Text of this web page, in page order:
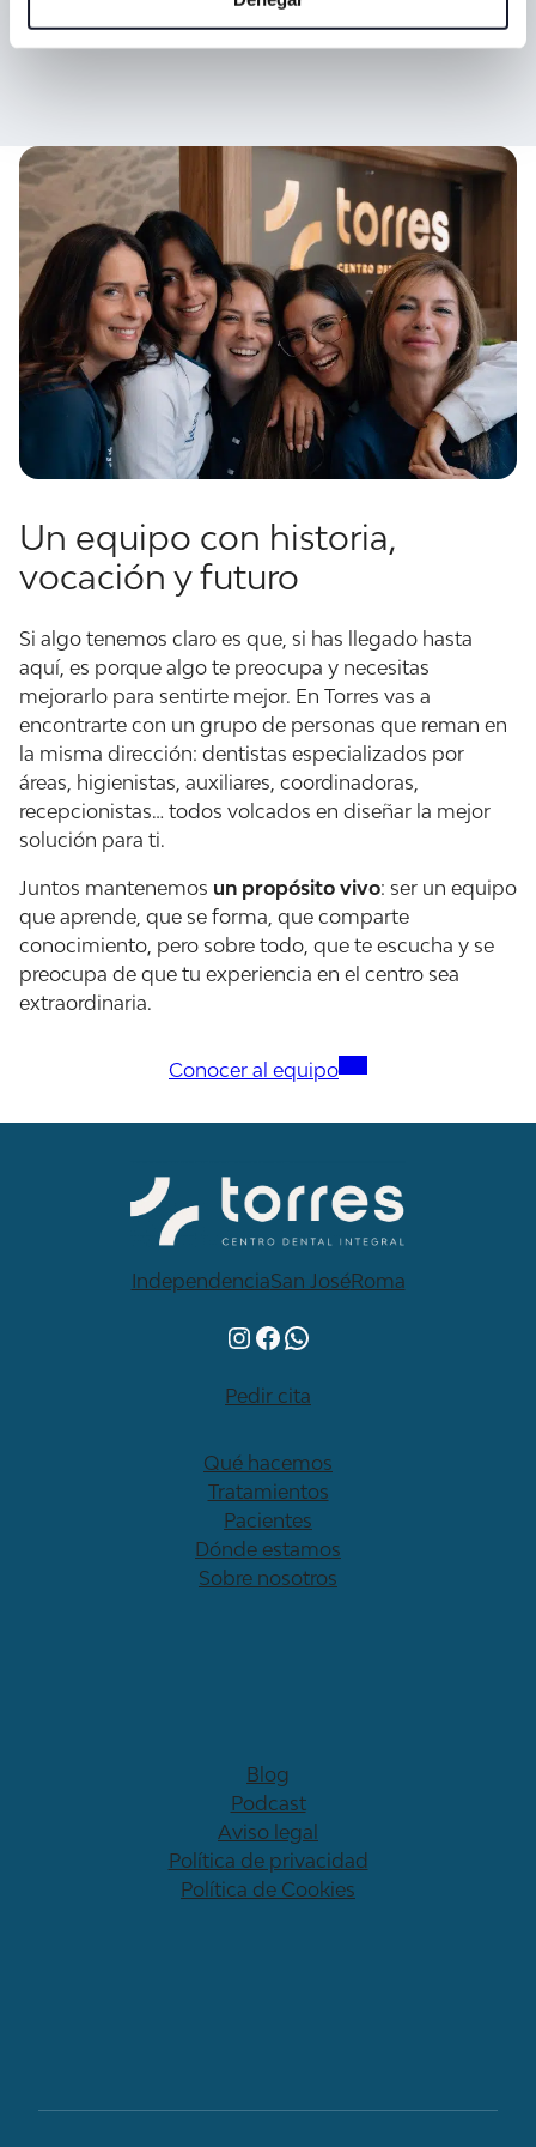
Ver manifiesto
Un equipo con historia,
vocación y futuro
Si algo tenemos claro es que, si has llegado hasta
aquí, es porque algo te preocupa y necesitas
mejorarlo para sentirte mejor. En Torres vas a
encontrarte con un grupo de personas que reman en
la misma dirección: dentistas especializados por
áreas, higienistas, auxiliares, coordinadoras,
recepcionistas… todos volcados en diseñar la mejor
solución para ti.
Juntos mantenemos un propósito vivo: ser un equipo
que aprende, que se forma, que comparte
conocimiento, pero sobre todo, que te escucha y se
preocupa de que tu experiencia en el centro sea
extraordinaria.
Conocer al equipo
IndependenciaSan JoséRoma
Instagram
Facebook
WhatsApp
Pedir cita
Qué hacemos
Tratamientos
Pacientes
Dónde estamos
Sobre nosotros
Blog
Podcast
Aviso legal
Política de privacidad
Política de Cookies